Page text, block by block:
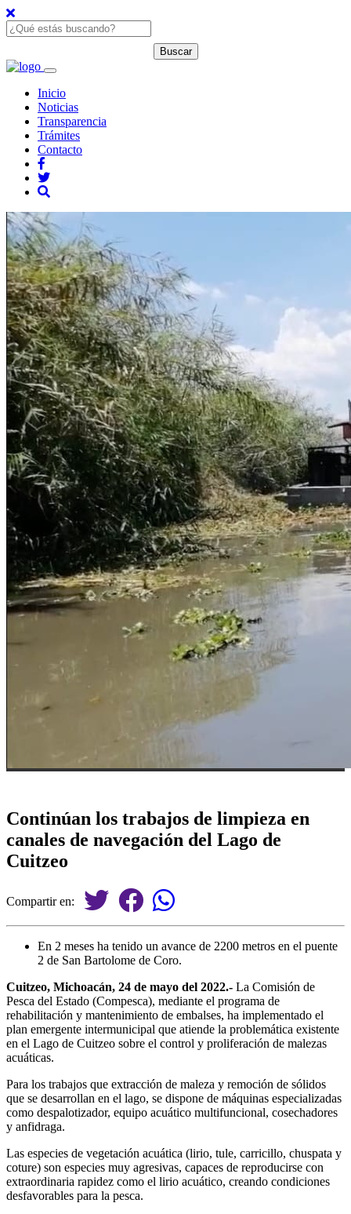
Inicio
Noticias
Transparencia
Trámites
Contacto
Continúan los trabajos de limpieza en
canales de navegación del Lago de
Cuitzeo
Compartir en:
En 2 meses ha tenido un avance de 2200 metros en el puente
2 de San Bartolome de Coro.
Cuitzeo, Michoacán, 24 de mayo del 2022.- La Comisión de
Pesca del Estado (Compesca), mediante el programa de
rehabilitación y mantenimiento de embalses, ha implementado el
plan emergente intermunicipal que atiende la problemática existente
en el Lago de Cuitzeo sobre el control y proliferación de malezas
acuáticas.
Para los trabajos que extracción de maleza y remoción de sólidos
que se desarrollan en el lago, se dispone de máquinas especializadas
como despalotizador, equipo acuático multifuncional, cosechadores
y anfidraga.
Las especies de vegetación acuática (lirio, tule, carricillo, chuspata y
coture) son especies muy agresivas, capaces de reproducirse con
extraordinaria rapidez como el lirio acuático, creando condiciones
desfavorables para la pesca.